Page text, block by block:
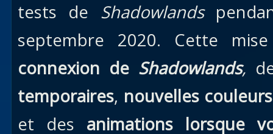
Uldum
Val
tests de Shadowlands
septembre 2020. Cette
connexion de Shadowlands,
temporaires, nouvelles
et des animations lorsque